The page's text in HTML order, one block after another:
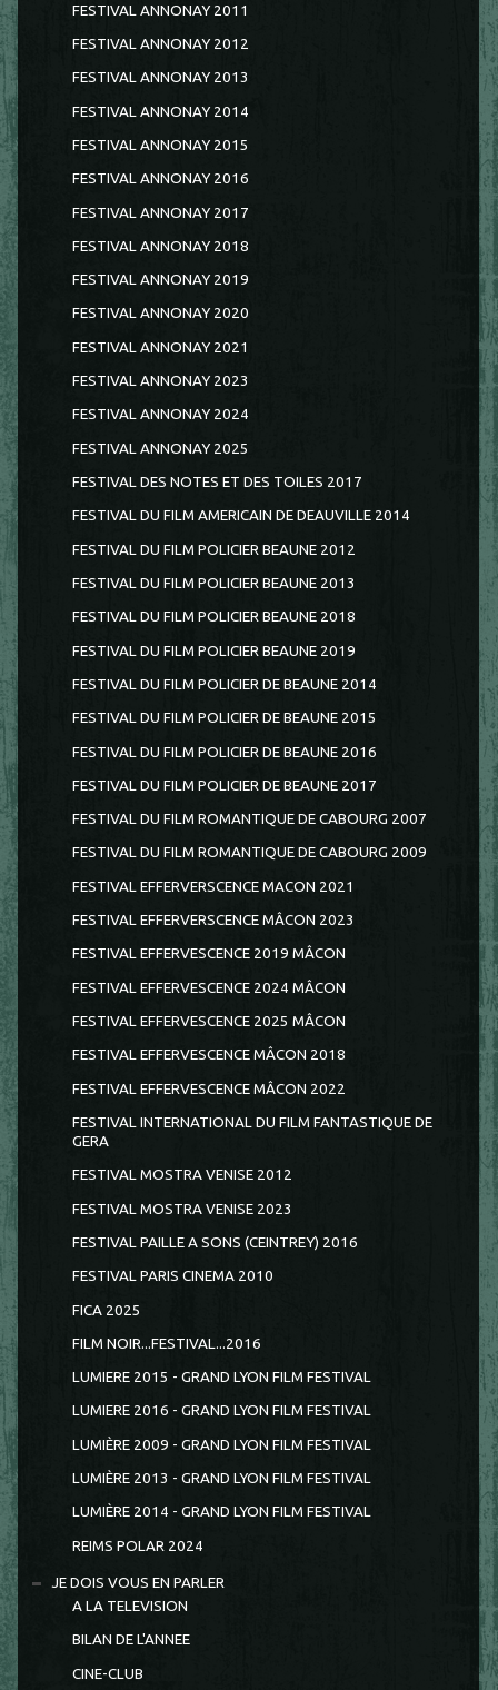
FESTIVAL ANNONAY 2011
FESTIVAL ANNONAY 2012
FESTIVAL ANNONAY 2013
FESTIVAL ANNONAY 2014
FESTIVAL ANNONAY 2015
FESTIVAL ANNONAY 2016
FESTIVAL ANNONAY 2017
FESTIVAL ANNONAY 2018
FESTIVAL ANNONAY 2019
FESTIVAL ANNONAY 2020
FESTIVAL ANNONAY 2021
FESTIVAL ANNONAY 2023
FESTIVAL ANNONAY 2024
FESTIVAL ANNONAY 2025
FESTIVAL DES NOTES ET DES TOILES 2017
FESTIVAL DU FILM AMERICAIN DE DEAUVILLE 2014
FESTIVAL DU FILM POLICIER BEAUNE 2012
FESTIVAL DU FILM POLICIER BEAUNE 2013
FESTIVAL DU FILM POLICIER BEAUNE 2018
FESTIVAL DU FILM POLICIER BEAUNE 2019
FESTIVAL DU FILM POLICIER DE BEAUNE 2014
FESTIVAL DU FILM POLICIER DE BEAUNE 2015
FESTIVAL DU FILM POLICIER DE BEAUNE 2016
FESTIVAL DU FILM POLICIER DE BEAUNE 2017
FESTIVAL DU FILM ROMANTIQUE DE CABOURG 2007
FESTIVAL DU FILM ROMANTIQUE DE CABOURG 2009
FESTIVAL EFFERVERSCENCE MACON 2021
FESTIVAL EFFERVERSCENCE MÂCON 2023
FESTIVAL EFFERVESCENCE 2019 MÂCON
FESTIVAL EFFERVESCENCE 2024 MÂCON
FESTIVAL EFFERVESCENCE 2025 MÂCON
FESTIVAL EFFERVESCENCE MÂCON 2018
FESTIVAL EFFERVESCENCE MÂCON 2022
FESTIVAL INTERNATIONAL DU FILM FANTASTIQUE DE
GERA
FESTIVAL MOSTRA VENISE 2012
FESTIVAL MOSTRA VENISE 2023
FESTIVAL PAILLE A SONS (CEINTREY) 2016
FESTIVAL PARIS CINEMA 2010
FICA 2025
FILM NOIR...FESTIVAL...2016
LUMIERE 2015 - GRAND LYON FILM FESTIVAL
LUMIERE 2016 - GRAND LYON FILM FESTIVAL
LUMIÈRE 2009 - GRAND LYON FILM FESTIVAL
LUMIÈRE 2013 - GRAND LYON FILM FESTIVAL
LUMIÈRE 2014 - GRAND LYON FILM FESTIVAL
REIMS POLAR 2024
JE DOIS VOUS EN PARLER
A LA TELEVISION
BILAN DE L'ANNEE
CINE-CLUB